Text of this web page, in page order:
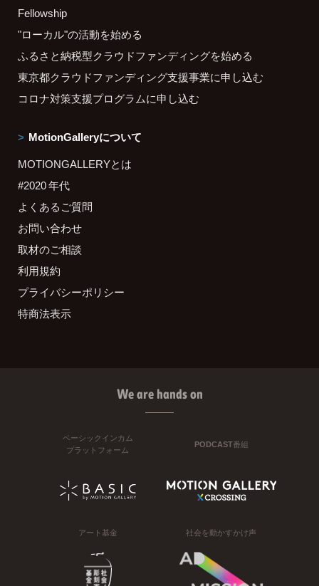
Fellowship
"ローカル"の活動を始める
ふるさと納税型クラウドファンディングを始める
東京都クラウドファンディング支援事業に申し込む
コロナ対策支援プログラムに申し込む
MotionGalleryについて
MOTIONGALLERYとは
#2020 年代
よくあるご質問
お問い合わせ
取材のご相談
利用規約
プライバシーポリシー
特商法表示
We are hands on
ベーシックインカム
プラットフォーム
PODCAST番組
アート基金 社会を動かすかけ声